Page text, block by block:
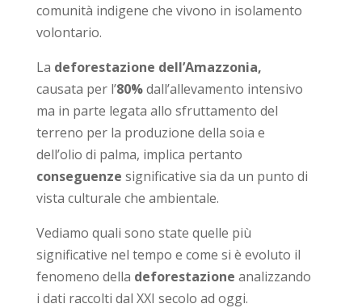
comunità indigene che vivono in isolamento
volontario.
La deforestazione dell’Amazzonia,
causata per l’80%dall’allevamento intensivo
ma in parte legata allo sfruttamento del
terreno per la produzione della soia e
dell’olio di palma, implica pertanto
conseguenze significative sia da un punto di
vista culturale che ambientale.
Vediamo quali sono state quelle più
significative nel tempo e come si è evoluto il
fenomeno della deforestazione analizzando
i dati raccolti dal XXI secolo ad oggi.